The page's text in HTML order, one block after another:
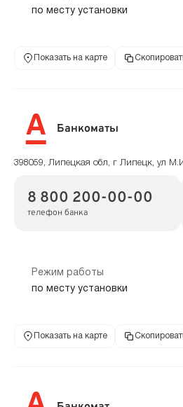
по месту установки
Показать на карте
Банкоматы
398059, Липецкая обл, г Липецк, ул
8 800 200-00-00
телефон банка
Режим работы
по месту установки
Показать на карте